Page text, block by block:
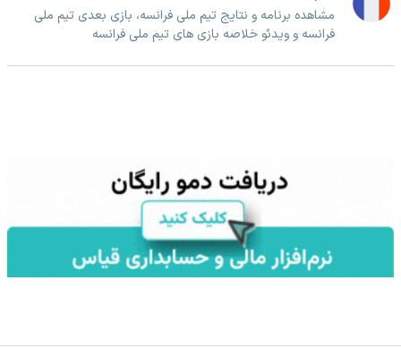
مشاهده برنامه و نتایج تیم ملی فرانسه، بازی بعدی تیم ملی
فرانسه و ویدئو خلاصه بازی های تیم ملی فرانسه